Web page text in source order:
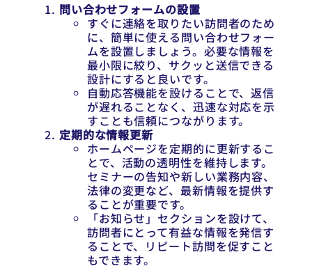
問い合わせフォームの設置
すぐに連絡を取りたい訪問者のため
に、簡単に使える問い合わせフォー
ムを設置しましょう。必要な情報を
最小限に絞り、サクッと送信できる
設計にすると良いです。
自動応答機能を設けることで、返信
が遅れることなく、迅速な対応を示
すことも信頼につながります。
定期的な情報更新
ホームページを定期的に更新するこ
とで、活動の透明性を維持します。
セミナーの告知や新しい業務内容、
法律の変更など、最新情報を提供す
ることが重要です。
「お知らせ」セクションを設けて、
訪問者にとって有益な情報を発信す
ることで、リピート訪問を促すこと
もできます。